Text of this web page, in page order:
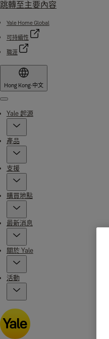
跳轉至主要內容
Yale Home Global
可持續性
職涯
Hong Kong·中文
Menu
Yale 起源
產品
支援
購買地點
最新消息
關於 Yale
活動